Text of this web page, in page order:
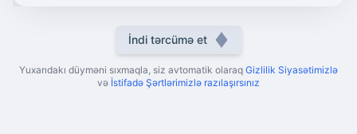
İndi tərcümə et
Yuxarıdakı düyməni sıxmaqla, siz avtomatik olaraq Gizlilik Siyasətimizlə
və İstifadə Şərtlərimizlə razılaşırsınız